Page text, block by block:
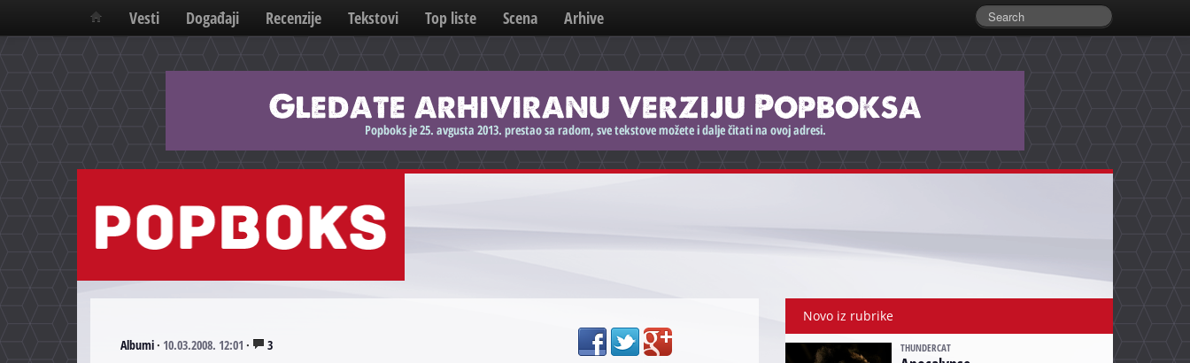
Vesti Događaji Recenzije Tekstovi Top liste Scena Arhive
Albumi· 10.03.2008. 12:01 · 3
Novo iz rubrike
THUNDERCAT